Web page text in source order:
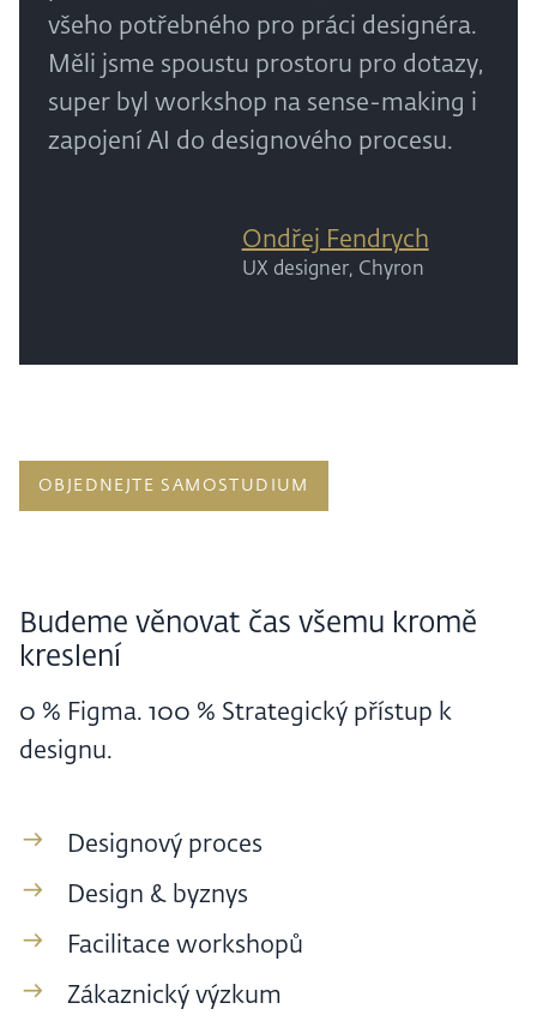
všeho potřebného pro práci designéra.
Měli jsme spoustu prostoru pro dotazy,
super byl workshop na sense-making i
zapojení AI do designového procesu.
Ondřej Fendrych
UX designer, Chyron
OBJEDNEJTE SAMOSTUDIUM
Budeme věnovat čas všemu kromě
kreslení
0 % Figma. 100 % Strategický přístup k
designu.
Designový proces
Design & byznys
Facilitace workshopů
Zákaznický výzkum